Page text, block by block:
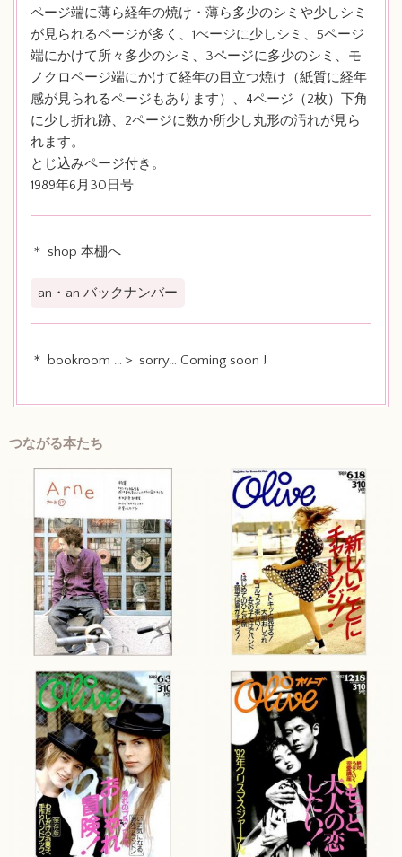
ページ端に薄ら経年の焼け・薄ら多少のシミや少しシミ
が見られるページが多く、1ぺージに少しシミ、5ページ
端にかけて所々多少のシミ、3ページに多少のシミ、モ
ノクロページ端にかけて経年の目立つ焼け（紙質に経年
感が見られるページもあります）、4ページ（2枚）下角
に少し折れ跡、2ページに数か所少し丸形の汚れが見ら
れます。
とじ込みページ付き。
1989年6月30日号
＊ shop 本棚へ
an・an バックナンバー
＊ bookroom …＞ sorry… Coming soon !
つながる本たち